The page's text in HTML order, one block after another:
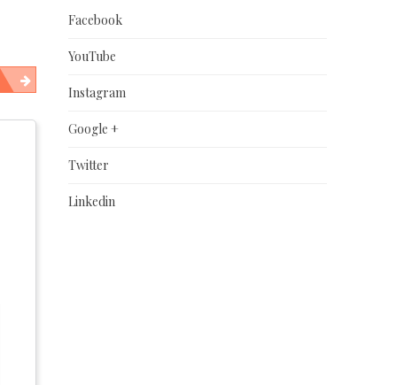
Facebook
YouTube
Instagram
Google +
Twitter
Linkedin